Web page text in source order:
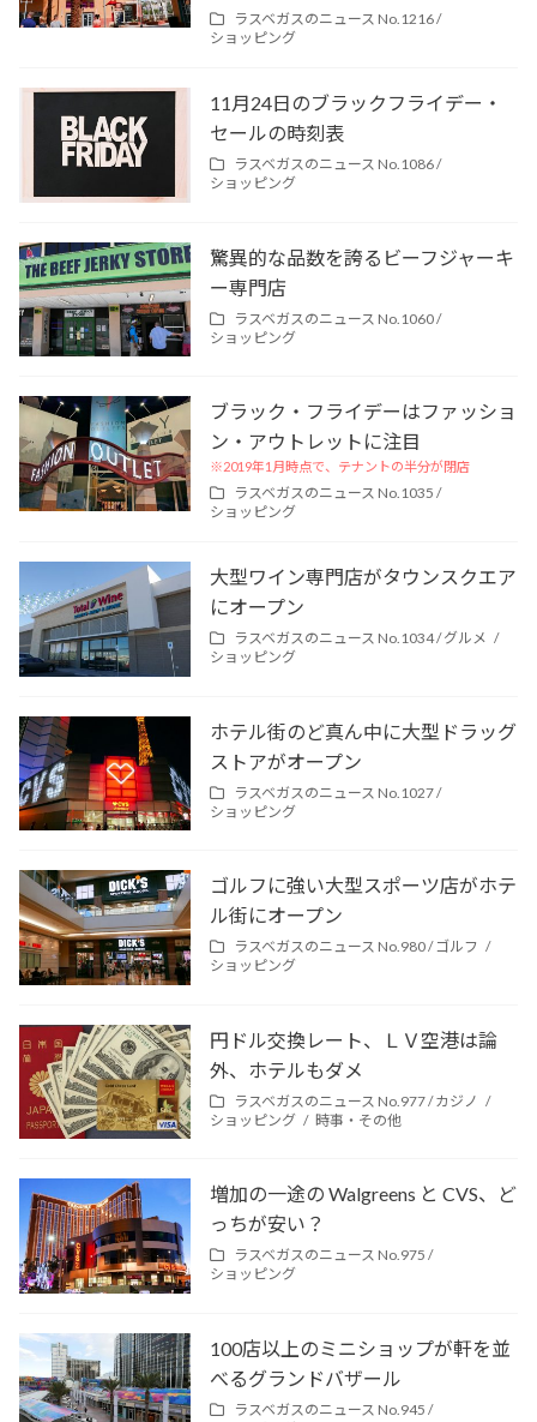
ラスベガスのニュース No.1216 /
ショッピング
11月24日のブラックフライデー・
セールの時刻表
ラスベガスのニュース No.1086 /
ショッピング
驚異的な品数を誇るビーフジャーキ
ー専門店
ラスベガスのニュース No.1060 /
ショッピング
ブラック・フライデーはファッショ
ン・アウトレットに注目
※2019年1月時点で、テナントの半分が閉店
ラスベガスのニュース No.1035 /
ショッピング
大型ワイン専門店がタウンスクエア
にオープン
ラスベガスのニュース No.1034 /グルメ
ショッピング
ホテル街のど真ん中に大型ドラッグ
ストアがオープン
ラスベガスのニュース No.1027 /
ショッピング
ゴルフに強い大型スポーツ店がホテ
ル街にオープン
ラスベガスのニュース No.980 /ゴルフ
ショッピング
円ドル交換レート、ＬＶ空港は論
外、ホテルもダメ
ラスベガスのニュース No.977 /カジノ
ショッピング
時事・その他
増加の一途の Walgreens と CVS、ど
っちが安い？
ラスベガスのニュース No.975 /
ショッピング
100店以上のミニショップが軒を並
べるグランドバザール
ラスベガスのニュース No.945 /